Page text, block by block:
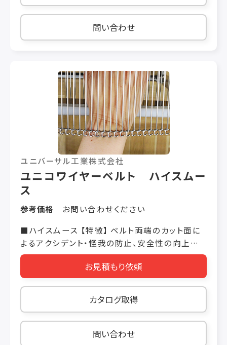
問い合わせ
ユニバーサル工業株式会社
ユニコワイヤーベルト ハイスムー
ス
参考価格
お問い合わせください
■ハイスムース 【特徴】 ベルト両端のカット面に
よるアクシデント・怪我の防止、安全性の向上
に・・・ ワイヤーベルトの製造方法の改善により、
従来の製造に見られたベルト両端のカット面によ
る 僅かな特区(カットバリ)をなくすことにより、作
業者が安全に使用でき、結果異物混入に役立つ
ワイヤーベルトを 開発しました。
お見積もり依頼
カタログ取得
問い合わせ